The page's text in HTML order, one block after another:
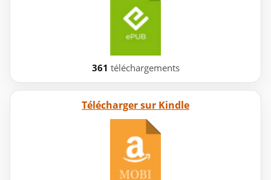
361 téléchargements
Télécharger sur Kindle